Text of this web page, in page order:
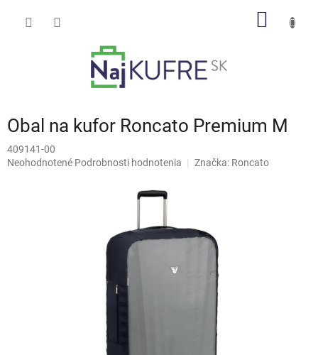
Obal na kufor Roncato Premium M
409141-00
Priemerné
Neohodnotené Podrobnosti hodnotenia Značka: Roncato